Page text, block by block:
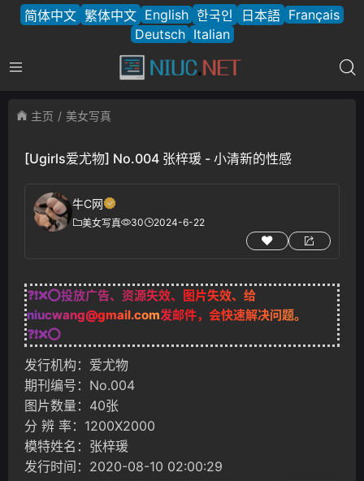
简体中文 繁体中文 English 한국인 日本語 Français
Deutsch Italian
主页 美女写真
[Ugirls爱尤物] No.004 张梓瑗 - 小清新的性感
牛C网
美女写真 30 2024-6-22
❓❗❌⭕投放广告、资源失效、图片失效、给
niucwang@gmail.com发邮件，会快速解决问题。
❓❗❌⭕
发行机构：爱尤物
期刊编号：No.004
图片数量：40张
分 辨 率：1200X2000
模特姓名：张梓瑗
发行时间：2020-08-10 02:00:29